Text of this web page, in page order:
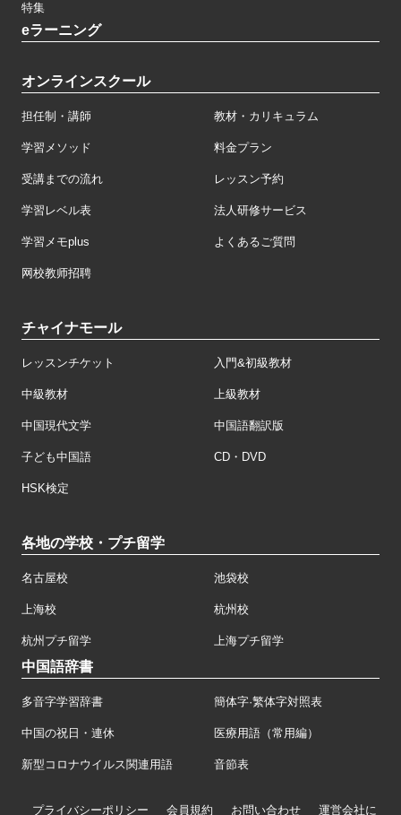
特集
eラーニング
オンラインスクール
担任制・講師 教材・カリキュラム
学習メソッド 料金プラン
受講までの流れ レッスン予約
学習レベル表 法人研修サービス
学習メモplus よくあるご質問
网校教师招聘
チャイナモール
レッスンチケット 入門&初級教材
中級教材 上級教材
中国現代文学 中国語翻訳版
子ども中国語 CD・DVD
HSK検定
各地の学校・プチ留学
名古屋校 池袋校
上海校 杭州校
杭州プチ留学 上海プチ留学
中国語辞書
多音字学習辞書 簡体字·繁体字対照表
中国の祝日・連休 医療用語（常用編）
新型コロナウイルス関連用語 音節表
プライバシーポリシー 会員規約 お問い合わせ 運営会社に